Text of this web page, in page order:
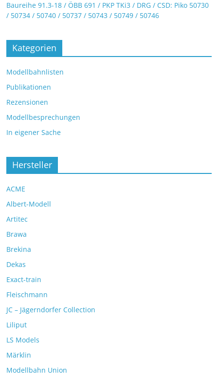
Baureihe 91.3-18 / ÖBB 691 / PKP TKi3 / DRG / CSD: Piko 50730
/ 50734 / 50740 / 50737 / 50743 / 50749 / 50746
Kategorien
Modellbahnlisten
Publikationen
Rezensionen
Modellbesprechungen
In eigener Sache
Hersteller
ACME
Albert-Modell
Artitec
Brawa
Brekina
Dekas
Exact-train
Fleischmann
JC – Jägerndorfer Collection
Liliput
LS Models
Märklin
Modellbahn Union